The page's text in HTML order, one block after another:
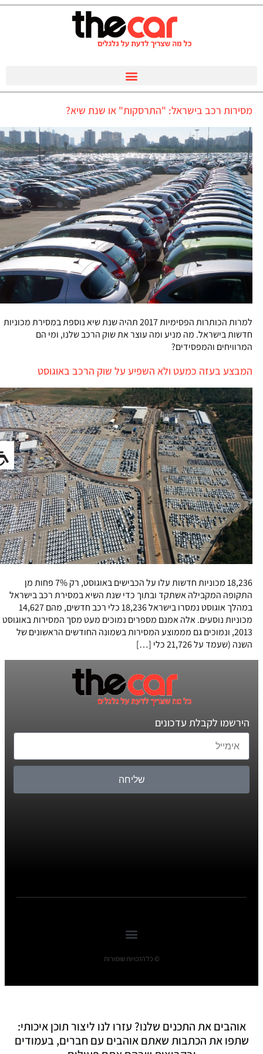
מסירות רכב בישראל: "התרסקות" או שנת שיא?
למרות הכותרות הפסימיות 2017 תהיה שנת שיא נוספת במסירת מכוניות
חדשות בישראל. מה מניע ומה עוצר את שוק הרכב שלנו, ומי הם
המרוויחים והמפסידים?
המבצע בעזה כמעט ולא השפיע על שוק הרכב באוגוסט
18,236 מכוניות חדשות עלו על הכבישים באוגוסט, רק 7% פחות מן
התקופה המקבילה אשתקד ובתוך כדי שנת השיא במסירת רכב בישראל
במהלך אוגוסט נמסרו בישראל 18,236 כלי רכב חדשים, מהם 14,627
מכוניות נוסעים. אלה אמנם מספרים נמוכים מעט מסך המסירות באוגוסט
2013, ונמוכים גם מממוצע המסירות בשמונה החודשים הראשונים של
השנה (שעמד על 21,726 כלי […]
הירשמו לקבלת עדכונים
שליחה
© כל הזכויות שומורות
אוהבים את התכנים שלנו? עזרו לנו ליצור תוכן איכותי:
שתפו את הכתבות שאתם אוהבים עם חברים, בעמודים